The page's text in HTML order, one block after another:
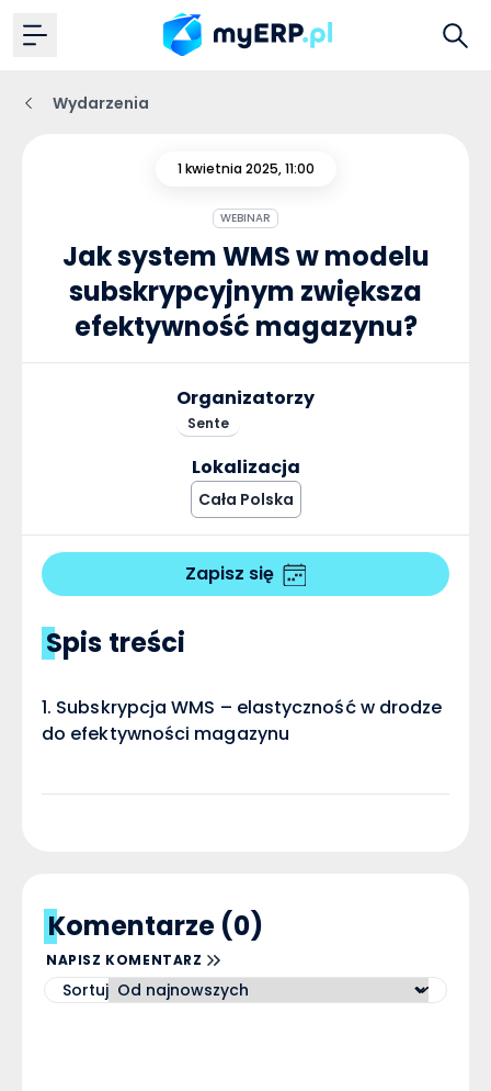
Wydarzenia
1 kwietnia 2025, 11:00
WEBINAR
Jak system WMS w modelu
subskrypcyjnym zwiększa
efektywność magazynu?
Organizatorzy
Sente
Lokalizacja
Cała Polska
Zapisz się
Spis treści
Subskrypcja WMS – elastyczność w drodze
do efektywności magazynu
Komentarze (0)
NAPISZ KOMENTARZ
Sortuj